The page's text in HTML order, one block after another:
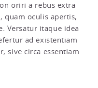
oriri a rebus extra
quam oculis apertis,
Versatur itaque idea
ad existentiam
sive circa essentiam